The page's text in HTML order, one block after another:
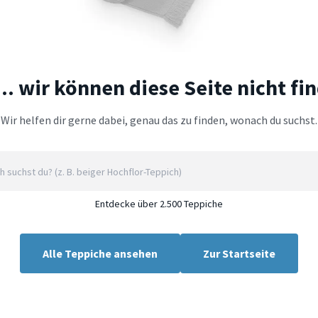
wir können diese Seite nicht
Wir helfen dir gerne dabei, genau das zu finden, wonach du suchst.
Entdecke über 2.500 Teppiche
Alle Teppiche ansehen Zur Startseite